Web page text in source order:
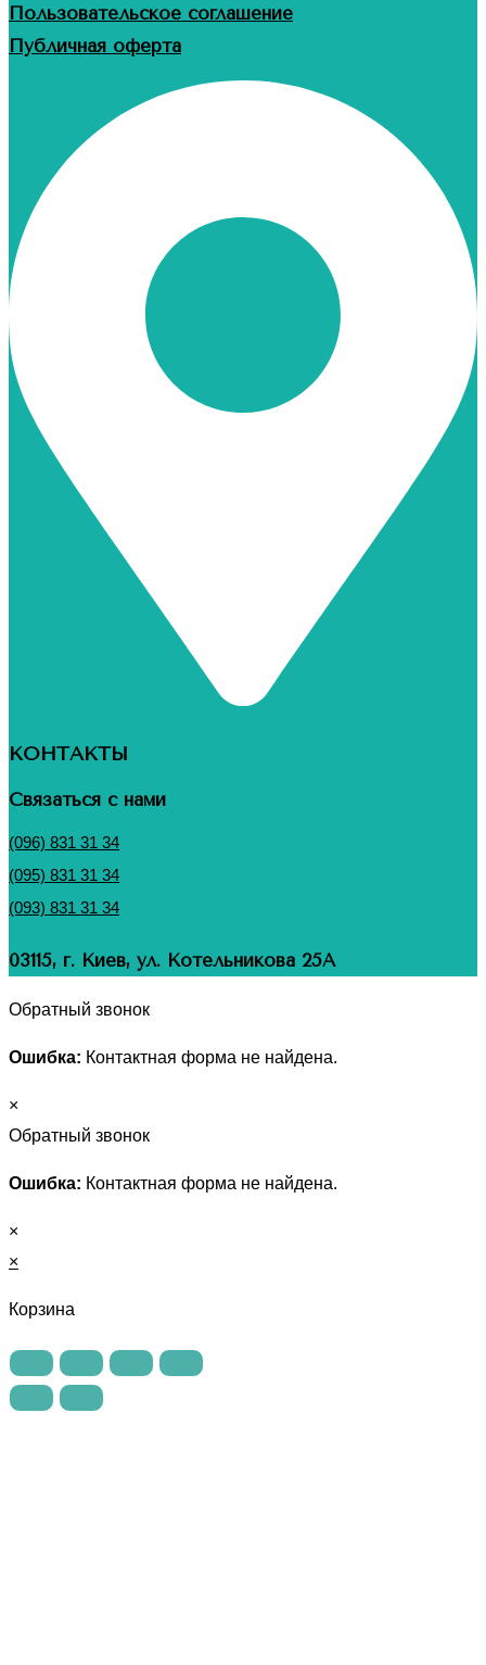
Пользовательское соглашение
Публичная оферта
КОНТАКТЫ
Связаться с нами
(096) 831 31 34
(095) 831 31 34
(093) 831 31 34
03115, г. Киев, ул. Котельникова 25А
Обратный звонок
Ошибка: Контактная форма не найдена.
×
Обратный звонок
Ошибка: Контактная форма не найдена.
×
×
Корзина